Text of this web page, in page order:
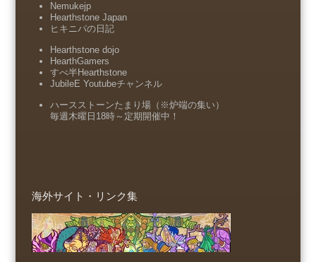
Nemukejp
Hearthstone Japan
ヒキニパの日記
Hearthstone dojo
HearthGamers
すべ半Hearthstone
JubileE Youtubeチャンネル
ハースストーンたまり場（※炉端の集い）
毎週木曜日18時～定期開催中！
海外サイト・リンク集